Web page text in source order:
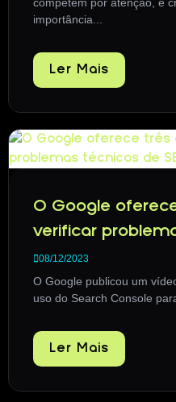
importância...
Ler Mais
O Google
verificar
08/12/2023
O Google publicou um
uso do Search Console
Ler Mais